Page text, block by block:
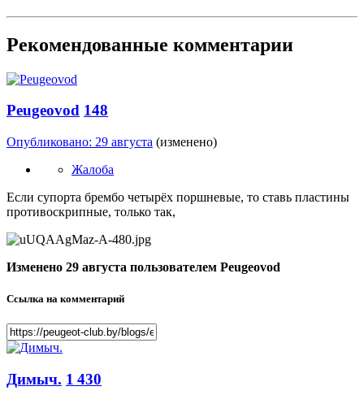
Рекомендованные комментарии
Peugeovod 148
Опубликовано: 29 августа (изменено)
Жалоба
Если супорта брембо четырёх поршневые, то ставь пластины
противоскрипные, только так,
Изменено 29 августа пользователем Peugeovod
Ссылка на комментарий
Димыч. 1 430